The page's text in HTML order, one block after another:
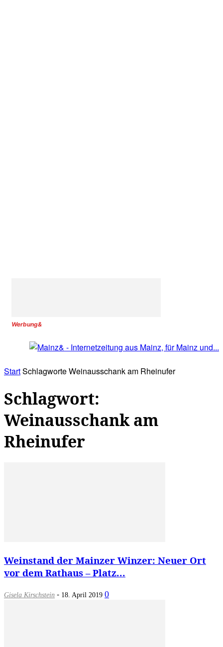
Werbung&
StartSchlagworteWeinausschank am Rheinufer
Schlagwort:
Weinausschank am
Rheinufer
Weinstand der Mainzer Winzer: Neuer Ort
vor dem Rathaus – Platz...
Gisela Kirschstein - 18. April 2019 0